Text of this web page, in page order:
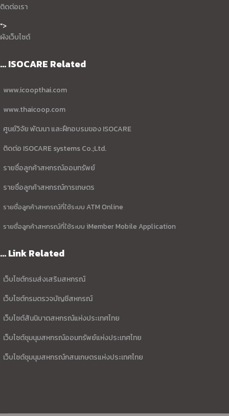
ติดต่อเรา
">
ผังเว็บไซต์
... ISOCARE Related
www.icoopthai.com
www.thaicoop.com
ศูนย์วิจัย พัฒนา และฝึกอบรมของ ISOCARE
ติดต่อ ISOCARE systems Co.;Ltd.
รายชื่อลูกค้าสหกรณ์ออมทรัพย์
รายชื่อลูกค้าสหกรณ์การเกษตร
รายชื่อลูกค้าสหกรณ์ที่ใช้ระบบ ATM Online
รายชื่อลูกค้าสหกรณ์ที่ใช้ระบบ iMember Mobile Application
... Link Related
เว็บไซต์กรมส่งเสริมสหกรณ์
เว็บไซต์กรมตรวจบัญชีสหกรณ์
เว็บไซต์สันนิบาตสหกรณ์แห่งประเทศไทย
เว็บไซต์ชุมนุมสหกรณ์ออมทรัพย์แห่งประเทศไทย
เว็บไซต์ชุมนุมสหกรณ์กสนเกษตรแห่งประเทศไทย